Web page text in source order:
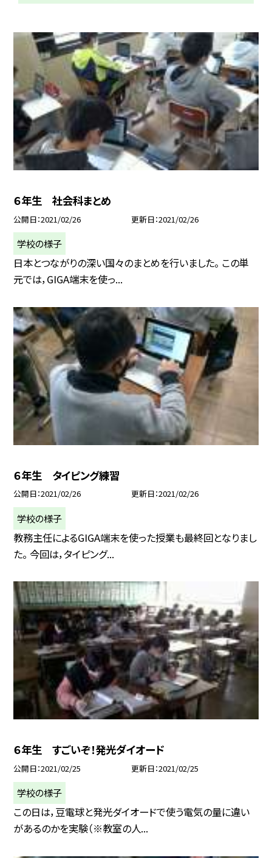
６年生 社会科まとめ
公開日 2021/02/26 更新日 2021/02/26
学校の様子
日本とつながりの深い国々のまとめを行いました。 この単
元では，GIGA端末を使っ...
６年生 タイピング練習
公開日 2021/02/26 更新日 2021/02/26
学校の様子
教務主任によるGIGA端末を使った授業も最終回となりまし
た。 今回は，タイピング...
６年生 すごいぞ！発光ダイオード
公開日 2021/02/25 更新日 2021/02/25
学校の様子
この日は，豆電球と発光ダイオードで使う電気の量に違い
があるのかを実験（※教室の人...